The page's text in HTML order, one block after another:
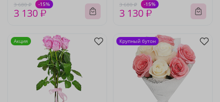
3 680 ₽ -15%
3 130 ₽
3 680 ₽ -15%
3 130 ₽
Акция Крупный бутон